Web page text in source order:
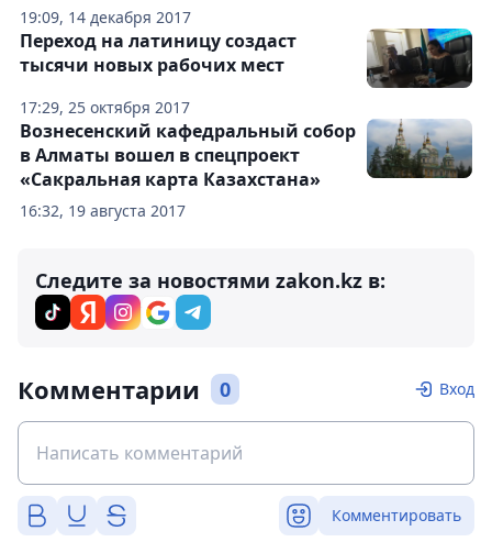
19:09, 14 декабря 2017
17:29, 25 октября 2017
Переход на латиницу создаст
тысячи новых рабочих мест
16:32, 19 августа 2017
Вознесенский кафедральный собор
в Алматы вошел в спецпроект
«Сакральная карта Казахстана»
Следите за новостями zakon.kz в:
Комментарии 0 Вход
Комментировать